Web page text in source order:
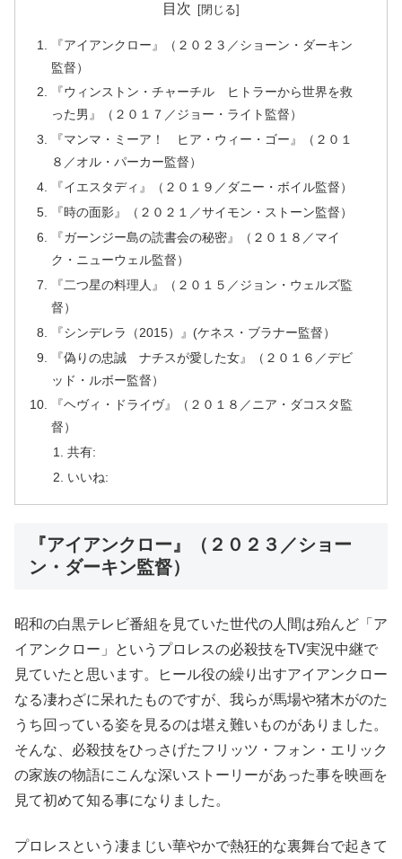
目次
『アイアンクロー』（２０２３／ショーン・ダーキン
監督）
『ウィンストン・チャーチル ヒトラーから世界を救
った男』（２０１７／ジョー・ライト監督）
『マンマ・ミーア！ ヒア・ウィー・ゴー』（２０１
８／オル・パーカー監督）
『イエスタディ』（２０１９／ダニー・ボイル監督）
『時の面影』（２０２１／サイモン・ストーン監督）
『ガーンジー島の読書会の秘密』（２０１８／マイ
ク・ニューウェル監督）
『二つ星の料理人』（２０１５／ジョン・ウェルズ監
督）
『シンデレラ（2015）』(ケネス・ブラナー監督）
『偽りの忠誠 ナチスが愛した女』（２０１６／デビ
ッド・ルボー監督）
『ヘヴィ・ドライヴ』（２０１８／ニア・ダコスタ監
督）
共有:
いいね:
『アイアンクロー』（２０２３／ショー
ン・ダーキン監督）
昭和の白黒テレビ番組を見ていた世代の人間は殆んど「ア
イアンクロー」というプロレスの必殺技をTV実況中継で
見ていたと思います。ヒール役の繰り出すアイアンクロー
なる凄わざに呆れたものですが、我らが馬場や猪木がのた
うち回っている姿を見るのは堪え難いものがありました。
そんな、必殺技をひっさげたフリッツ・フォン・エリック
の家族の物語にこんな深いストーリーがあった事を映画を
見て初めて知る事になりました。
プロレスという凄まじい華やかで熱狂的な裏舞台で起きて